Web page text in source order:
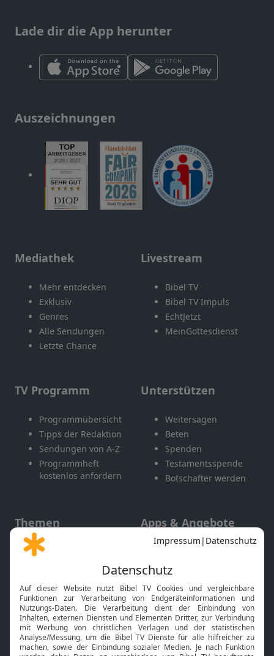
Lade dir die App herunter
Auszeichnungen
Mediathek
Mehr entdecken
Exklusiv
Genres
Alle Sendungen
Letzte Chance
Livestream
Bibel TV
Bibel TV Impuls
EchtJetzt
MeinGottesdienst
TV Programm
Programmübersicht
Tipps der Redaktion
Sendungen von A-Z
Programmheft
kostenlos anfordern
Unterstützen
Weitersagen
Beten
Spenden
Testamentsspende
Botschafter werden
Themen
Gott und Bibel erklärt
Neuigkeiten
Apps & Angebote
Mobile App
Smart TV
HbbTV
Bibelthek Online-Bibel
Nächster Gottesdienst